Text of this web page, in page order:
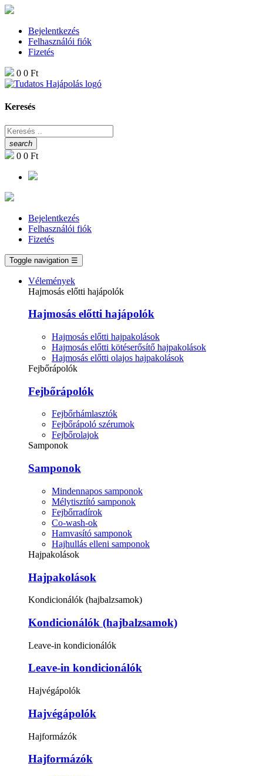
Bejelentkezés
Felhasználói fiók
Fizetés
0 0 Ft
Keresés
search
0 0 Ft
Bejelentkezés
Felhasználói fiók
Fizetés
Toggle navigation ☰
Vélemények
Hajmosás előtti hajápolók
Hajmosás előtti hajápolók
Hajmosás előtti hajpakolások
Hajmosás előtti kötéserősítő hajpakolások
Hajmosás előtti olajos hajpakolások
Fejbőrápolók
Fejbőrápolók
Fejbőrhámlasztók
Fejbőrápoló szérumok
Fejbőrolajok
Samponok
Samponok
Mindennapos samponok
Mélytisztító samponok
Fejbőrradírok
Co-wash-ok
Hamvasító samponok
Hajhullás elleni samponok
Hajpakolások
Hajpakolások
Kondicionálók (hajbalzsamok)
Kondicionálók (hajbalzsamok)
Leave-in kondicionálók
Leave-in kondicionálók
Hajvégápolók
Hajvégápolók
Hajformázók
Hajformázók